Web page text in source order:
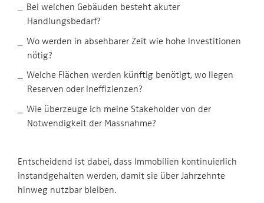
Bei welchen Gebäuden besteht akuter
Handlungsbedarf?
Wo werden in absehbarer Zeit wie hohe Investitionen
nötig?
Welche Flächen werden künftig benötigt, wo liegen
Reserven oder Ineffizienzen?
Wie überzeuge ich meine Stakeholder von der
Notwendigkeit der Massnahme?
Entscheidend ist dabei, dass Immobilien kontinuierlich
instandgehalten werden, damit sie über Jahrzehnte
hinweg nutzbar bleiben.